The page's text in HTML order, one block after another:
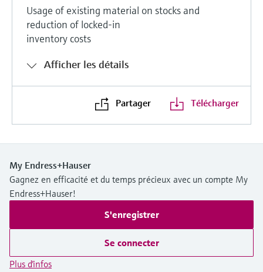
Usage of existing material on stocks and
reduction of locked-in
inventory costs
Afficher les détails
Partager Télécharger
My Endress+Hauser
Gagnez en efficacité et du temps précieux avec un compte My
Endress+Hauser!
S'enregistrer
Se connecter
Plus d'infos